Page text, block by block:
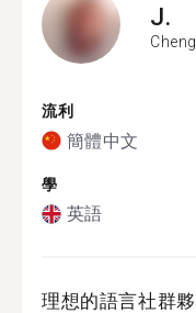
J.
流利
簡體中文
學
英語
理想的語言社群